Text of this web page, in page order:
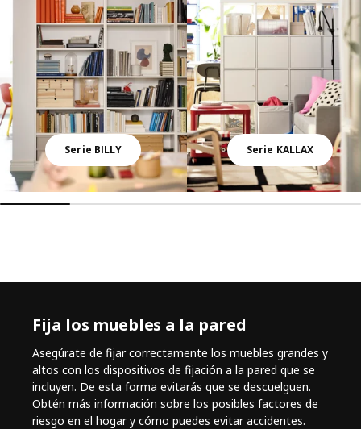
Serie BILLY Serie KALLAX
Fija los muebles a la pared
Asegúrate de fijar correctamente los muebles grandes y
altos con los dispositivos de fijación a la pared que se
incluyen. De esta forma evitarás que se descuelguen.
Obtén más información sobre los posibles factores de
riesgo en el hogar y cómo puedes evitar accidentes.